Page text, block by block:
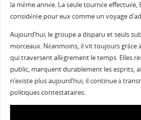
la même année. La seule tournée effectuée,
considérée pour eux comme un voyage
Aujourd’hui, le groupe a disparu et seuls
morceaux. Néanmoins, il vit toujours grâce
qui traversent allègrement le temps. Elles
public, marquent durablement les esprits,
n’existe plus aujourd’hui, il continue à
politiques contestataires.